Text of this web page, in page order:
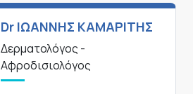
Dr ΙΩΑΝΝΗΣ ΚΑΜΑΡΙΤΗΣ
Δερματολόγος -
Αφροδισιολόγος